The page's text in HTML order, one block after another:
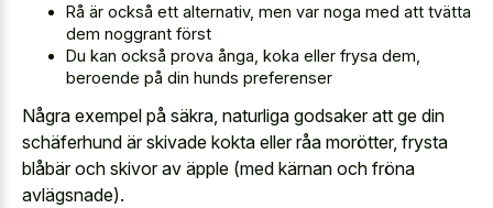
Rå är också ett alternativ, men var noga med att tvätta
dem noggrant först
Du kan också prova ånga, koka eller frysa dem,
beroende på din hunds preferenser
Några exempel på säkra, naturliga godsaker att ge din
schäferhund är skivade kokta eller råa morötter, frysta
blåbär och skivor av äpple (med kärnan och fröna
avlägsnade).